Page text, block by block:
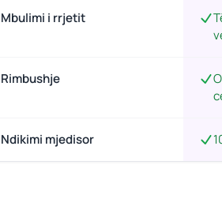
Mbulimi i rrjetit
Rimbushje
Ndikimi mjedisor